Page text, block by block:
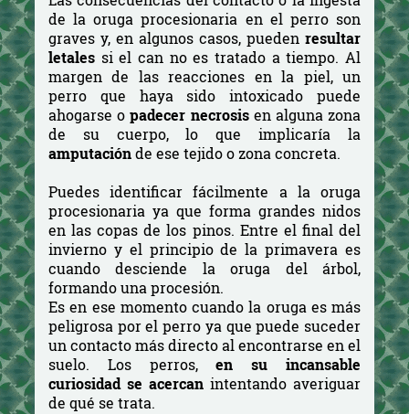
de la oruga procesionaria en el perro son
graves y, en algunos casos, pueden resultar
letales si el can no es tratado a tiempo. Al
margen de las reacciones en la piel, un
perro que haya sido intoxicado puede
ahogarse opadecer necrosisen alguna zona
de su cuerpo, lo que implicaría la
amputaciónde ese tejido o zona concreta.
Puedes identificar fácilmente a la oruga
procesionaria ya que forma grandes nidos
en las copas de los pinos. Entre el final del
invierno y el principio de la primavera es
cuando desciende la oruga del árbol,
formando una procesión.
Es en ese momento cuando la oruga es más
peligrosa por el perro ya que puede suceder
un contacto más directo al encontrarse en el
suelo. Los perros,en su incansable
curiosidad se acercan intentando averiguar
de qué se trata.